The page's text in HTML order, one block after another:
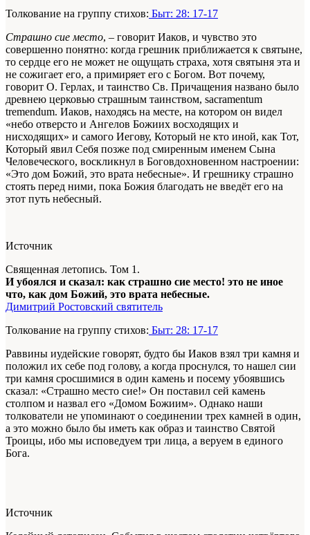
Толкование на группу стихов: Быт: 28: 17-17
Страшно сие место, – говорит Иаков, и чувство это
совершенно понятно: когда грешник приближается к святыне,
то сердце его не может не ощущать страха, хотя святыня эта и
не сожигает его, а примиряет его с Богом. Вот почему,
говорит О. Герлах, и таинство Св. Причащения названо было
древнею церковью страшным таинством, sacramentum
tremendum. Иаков, находясь на месте, на котором он видел
«небо отверсто и Ангелов Божиих восходящих и
нисходящих» и самого Иегову, Который не кто иной, как Тот,
Который явил Себя позже под смиренным именем Сына
Человеческого, воскликнул в Боговдохновенном настроении:
«Это дом Божий, это врата небесные». И грешнику страшно
стоять перед ними, пока Божия благодать не введёт его на
этот путь небесный.
Источник
Священная летопись. Том 1.
И убоялся и сказал: как страшно сие место! это не иное
что, как дом Божий, это врата небесные.
Димитрий Ростовский святитель
Толкование на группу стихов: Быт: 28: 17-17
Раввины иудейские говорят, будто бы Иаков взял три камня и
положил их себе под голову, а когда проснулся, то нашел сии
три камня сросшимися в один камень и посему убоявшись
сказал: «Страшно место сие!» Он поставил сей камень
столпом и назвал его «Домом Божиим». Однако наши
толкователи не упоминают о соединении трех камней в один,
а это можно было бы иметь как образ и таинство Святой
Троицы, ибо мы исповедуем три лица, а веруем в единого
Бога.
Источник